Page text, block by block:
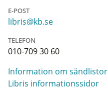
E-POST
libris@kb.se
TELEFON
010-709 30 60
Information om sändlistor
Libris informationssidor